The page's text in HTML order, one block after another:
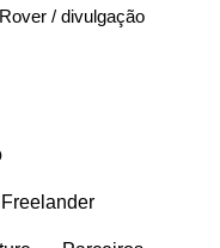
/ divulgação
Freelander